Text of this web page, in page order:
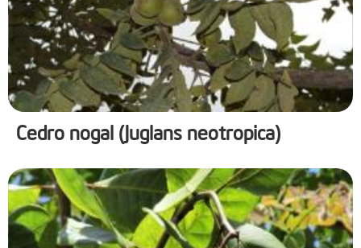
Cedro nogal (Juglans neotropica)